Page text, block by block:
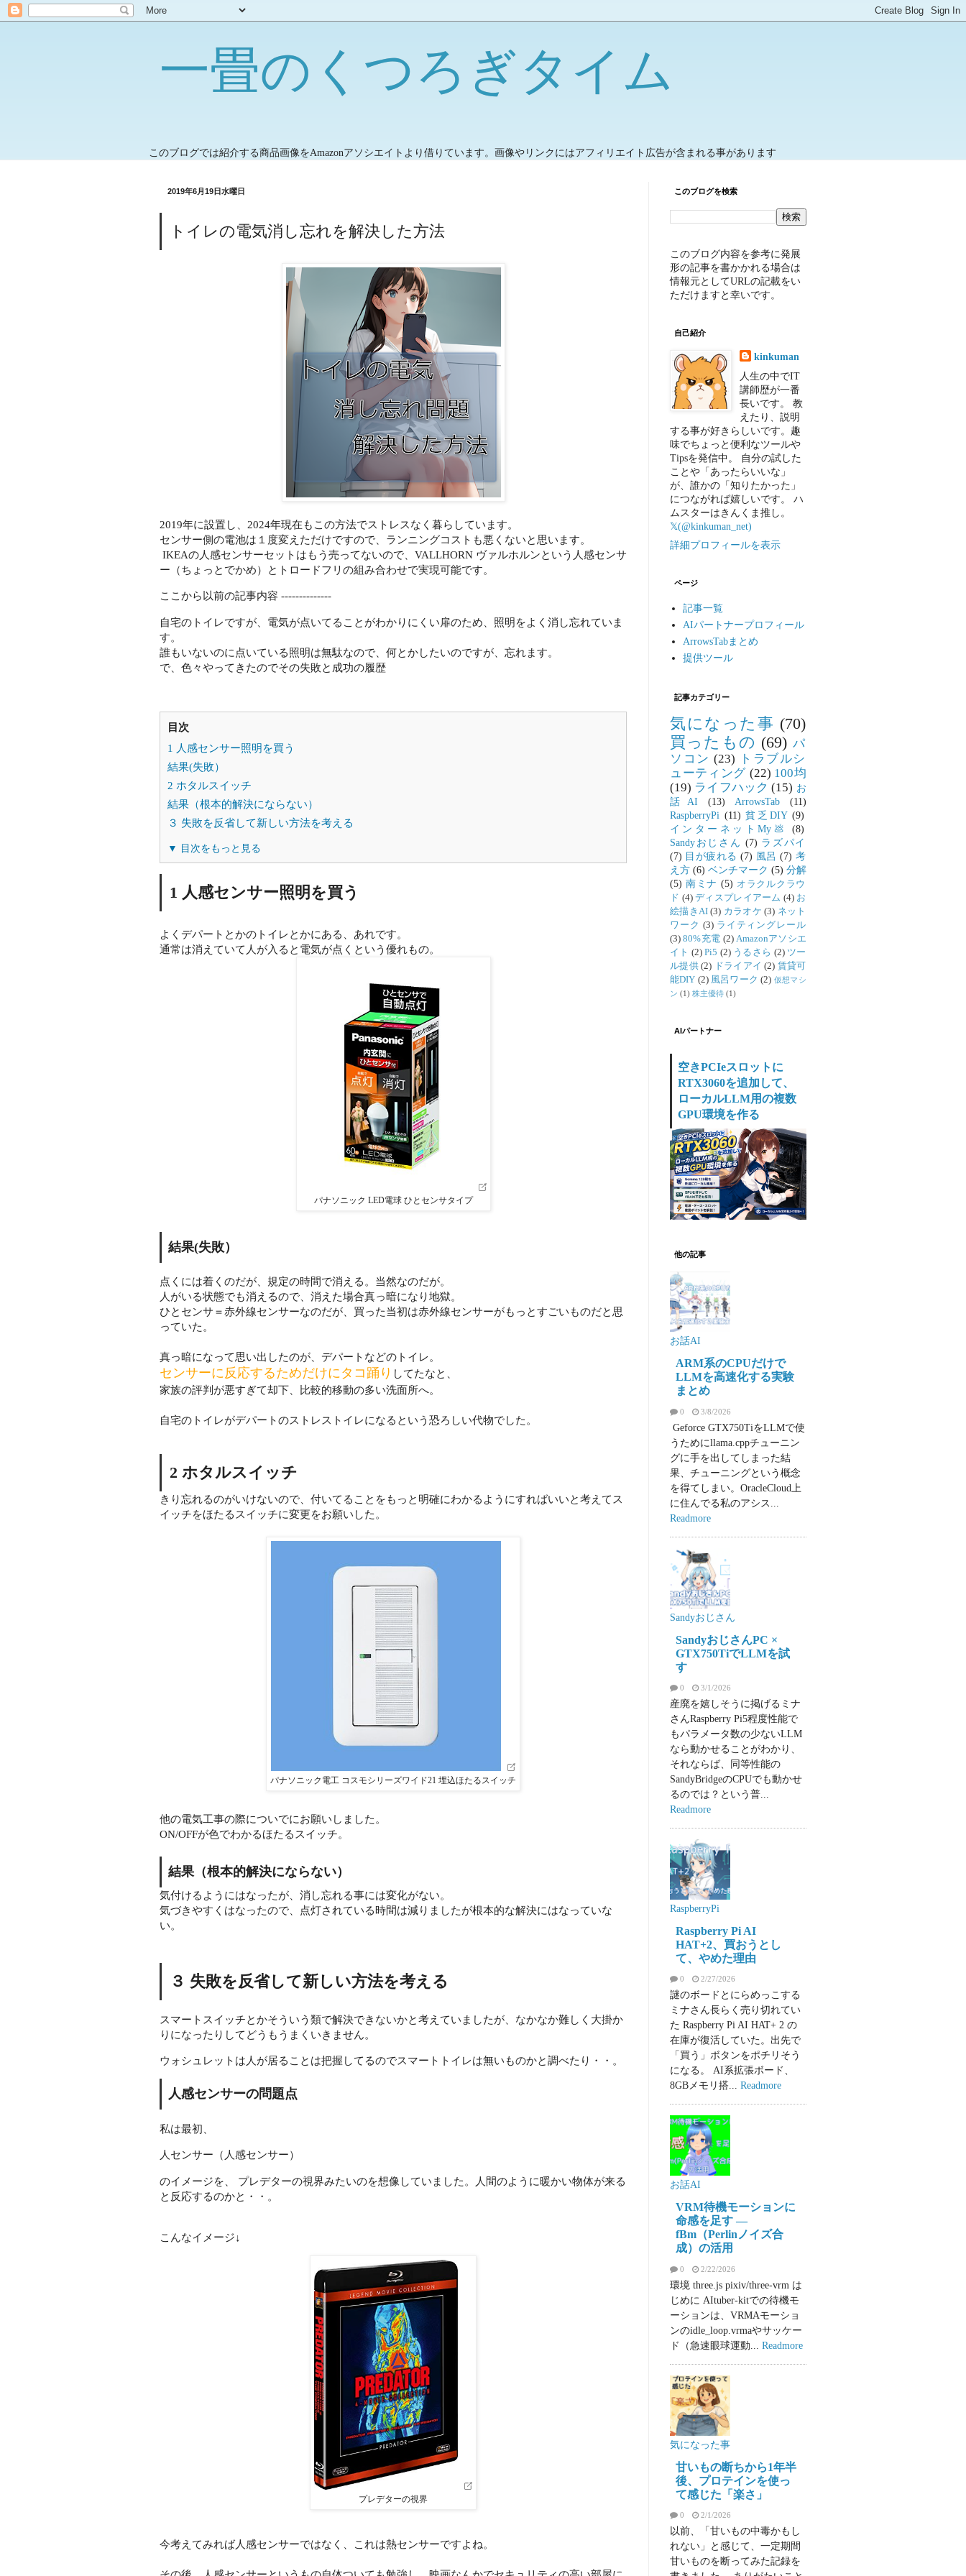
一畳のくつろぎタイム
このブログでは紹介する商品画像をAmazonアソシエイトより借りています。画像やリンクにはアフィリエイト広告が含まれる事があります
2019年6月19日水曜日
トイレの電気消し忘れを解決した方法
2019年に設置し、2024年現在もこの方法でストレスなく暮らしています。
センサー側の電池は１度変えただけですので、ランニングコストも悪くないと思います。
IKEAの人感センサーセットはもう売ってないので、VALLHORN ヴァルホルンという人感センサ
ー（ちょっとでかめ）とトロードフリの組み合わせで実現可能です。
ここから以前の記事内容 --------------
自宅のトイレですが、電気が点いてることがわかりにくい扉のため、照明をよく消し忘れていま
す。
誰もいないのに点いている照明は無駄なので、何とかしたいのですが、忘れます。
で、色々やってきたのでその失敗と成功の履歴
目次
1 人感センサー照明を買う
結果(失敗）
2 ホタルスイッチ
結果（根本的解決にならない）
３ 失敗を反省して新しい方法を考える
▼ 目次をもっと見る
1 人感センサー照明を買う
よくデパートとかのトイレとかにある、あれです。
通常は消えていて人が入ると電気が点くという優れもの。
パナソニック LED電球 ひとセンサタイプ
結果(失敗）
点くには着くのだが、規定の時間で消える。当然なのだが。
人がいる状態でも消えるので、消えた場合真っ暗になり地獄。
ひとセンサ＝赤外線センサーなのだが、買った当初は赤外線センサーがもっとすごいものだと思
っていた。
真っ暗になって思い出したのが、デパートなどのトイレ。
センサーに反応するためだけにタコ踊り してたなと、
家族の評判が悪すぎて却下、比較的移動の多い洗面所へ。
自宅のトイレがデパートのストレストイレになるという恐ろしい代物でした。
2 ホタルスイッチ
きり忘れるのがいけないので、付いてることをもっと明確にわかるようにすればいいと考えてス
イッチをほたるスイッチに変更をお願いした。
パナソニック電工 コスモシリーズワイド21 埋込ほたるスイッチ
他の電気工事の際についでにお願いしました。
ON/OFFが色でわかるほたるスイッチ。
結果（根本的解決にならない）
気付けるようにはなったが、消し忘れる事には変化がない。
気づきやすくはなったので、点灯されている時間は減りましたが根本的な解決にはなっていな
い。
３ 失敗を反省して新しい方法を考える
スマートスイッチとかそういう類で解決できないかと考えていましたが、なかなか難しく大掛か
りになったりしてどうもうまくいきません。
ウォシュレットは人が居ることは把握してるのでスマートトイレは無いものかと調べたり・・。
人感センサーの問題点
私は最初、
人センサー（人感センサー）
のイメージを、 プレデターの視界みたいのを想像していました。人間のように暖かい物体が来る
と反応するのかと・・。
こんなイメージ↓
プレデターの視界
今考えてみれば人感センサーではなく、これは熱センサーですよね。
このブログを検索
このブログ内容を参考に発展
形の記事を書かかれる場合は
情報元としてURLの記載をい
ただけますと幸いです。
自己紹介
kinkuman
人生の中でIT
講師歴が一番
長いです。 教
えたり、説明
する事が好きらしいです。趣
味でちょっと便利なツールや
Tipsを発信中。 自分の試した
ことや「あったらいいな」
が、誰かの「知りたかった」
につながれば嬉しいです。 ハ
ムスターはきんくま推し。
𝕏(@kinkuman_net)
詳細プロフィールを表示
ページ
記事一覧
AIパートナープロフィール
ArrowsTabまとめ
提供ツール
記事カテゴリー
気になった事 (70)
買ったもの (69) パ
ソコン (23)
トラブルシ
ューティング (22) 100均
(19) ライフハック (15) お
話AI
(13) ArrowsTab
(11)
RaspberryPi (11) 貧乏DIY (9)
インターネットMy💩
(8)
Sandyおじさん (7) ラズパイ
(7) 目が疲れる (7) 風呂 (7) 考
え方 (6) ベンチマーク (5) 分解
(5) 南ミナ (5) オラクルクラウ
ド (4) ディスプレイアーム (4) お
絵描きAI (3) カラオケ (3) ネット
ワーク (3) ライティングレール
(3) 80%充電 (2) Amazonアソシエ
イト (2) Pi5 (2) うるさら (2) ツー
ル提供 (2) ドライアイ (2) 賃貸可
能DIY (2) 風呂ワーク (2) 仮想マシ
ン (1) 株主優待 (1)
AIパートナー
空きPCIeスロットに
RTX3060を追加して、
ローカルLLM用の複数
GPU環境を作る
他の記事
お話AI
ARM系のCPUだけで
LLMを高速化する実験
まとめ
0 3/8/2026
Geforce GTX750TiをLLMで使
うためにllama.cppチューニン
グに手を出してしまった結
果、チューニングという概念
を得てしまい。OracleCloud上
に住んでる私のアシス...
Readmore
Sandyおじさん
SandyおじさんPC ×
GTX750TiでLLMを試
す
0 3/1/2026
産廃を嬉しそうに掲げるミナ
さんRaspberry Pi5程度性能で
もパラメータ数の少ないLLM
なら動かせることがわかり、
それならば、同等性能の
SandyBridgeのCPUでも動かせ
るのでは？という普...
Readmore
RaspberryPi
Raspberry Pi AI
HAT+2、買おうとし
て、やめた理由
0 2/27/2026
謎のボードとにらめっこする
ミナさん長らく売り切れてい
た Raspberry Pi AI HAT+ 2 の
在庫が復活していた。出先で
「買う」ボタンをポチリそう
になる。 AI系拡張ボード、
8GBメモリ搭... Readmore
お話AI
VRM待機モーションに
命感を足す —
fBm（Perlinノイズ合
成）の活用
0 2/22/2026
環境 three.js pixiv/three-vrm は
じめに AItuber-kitでの待機モ
ーションは、VRMAモーショ
ンのidle_loop.vrmaやサッケー
ド（急速眼球運動... Readmore
気になった事
甘いもの断ちから1年半
後、プロテインを使っ
て感じた「楽さ」
0 2/1/2026
以前、「甘いもの中毒かもし
れない」と感じて、一定期間
甘いものを断ってみた記録を